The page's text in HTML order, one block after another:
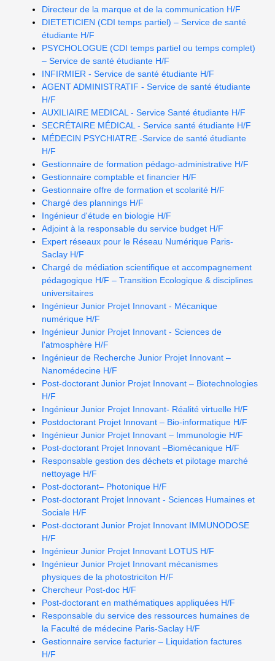
Directeur de la marque et de la communication H/F
DIETETICIEN (CDI temps partiel) – Service de santé
étudiante H/F
PSYCHOLOGUE (CDI temps partiel ou temps complet)
– Service de santé étudiante H/F
INFIRMIER - Service de santé étudiante H/F
AGENT ADMINISTRATIF - Service de santé étudiante
H/F
AUXILIAIRE MEDICAL - Service Santé étudiante H/F
SECRÉTAIRE MÉDICAL - Service santé étudiante H/F
MÉDECIN PSYCHIATRE -Service de santé étudiante
H/F
Gestionnaire de formation pédago-administrative H/F
Gestionnaire comptable et financier H/F
Gestionnaire offre de formation et scolarité H/F
Chargé des plannings H/F
Ingénieur d'étude en biologie H/F
Adjoint à la responsable du service budget H/F
Expert réseaux pour le Réseau Numérique Paris-
Saclay H/F
Chargé de médiation scientifique et accompagnement
pédagogique H/F – Transition Ecologique & disciplines
universitaires
Ingénieur Junior Projet Innovant - Mécanique
numérique H/F
Ingénieur Junior Projet Innovant - Sciences de
l'atmosphère H/F
Ingénieur de Recherche Junior Projet Innovant –
Nanomédecine H/F
Post-doctorant Junior Projet Innovant – Biotechnologies
H/F
Ingénieur Junior Projet Innovant- Réalité virtuelle H/F
Postdoctorant Projet Innovant – Bio-informatique H/F
Ingénieur Junior Projet Innovant – Immunologie H/F
Post-doctorant Projet Innovant –Biomécanique H/F
Responsable gestion des déchets et pilotage marché
nettoyage H/F
Post-doctorant– Photonique H/F
Post-doctorant Projet Innovant - Sciences Humaines et
Sociale H/F
Post-doctorant Junior Projet Innovant IMMUNODOSE
H/F
Ingénieur Junior Projet Innovant LOTUS H/F
Ingénieur Junior Projet Innovant mécanismes
physiques de la photostriciton H/F
Chercheur Post-doc H/F
Post-doctorant en mathématiques appliquées H/F
Responsable du service des ressources humaines de
la Faculté de médecine Paris-Saclay H/F
Gestionnaire service facturier – Liquidation factures
H/F